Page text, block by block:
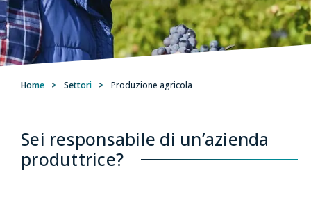
Home > Settori > Produzione agricola
Sei responsabile di un’azienda
produttrice?